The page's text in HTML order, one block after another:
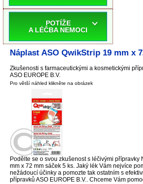
POTÍŽE
A LÉČBA NEMOCI
Náplast ASO QwikStrip 19 mm x
Zkušenosti s farmaceutickými a kosmetickými
ASO EUROPE B.V.
Pro větší náhled klikněte na obrázek
Podělte se o svou zkušenost s léčivými přípravky
mm x 72 mm sáček 5 ks. Jaký lék Vám nejvíce
nežádoucí účinky a pomozte tak ostatním s
přípravků ASO EUROPE B.V.. Chceme Vám